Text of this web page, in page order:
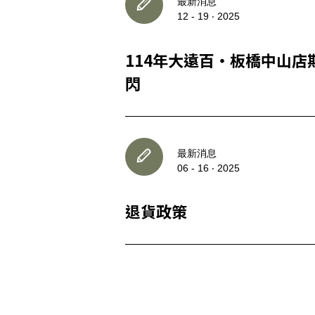
忘記密碼？
12 - 19 ‧ 2025
114年大遠百・板橋中山店
閃
最新消息
06 - 16 ‧ 2025
退貨政策